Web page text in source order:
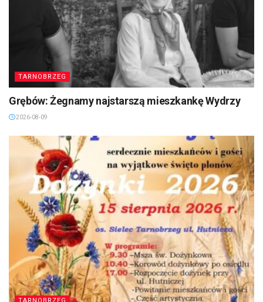
TARNOBRZEG
Grębów: Żegnamy najstarszą mieszkankę Wydrzy
2026-08-09
TARNOBRZEG